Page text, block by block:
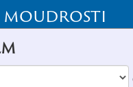
moudrosti